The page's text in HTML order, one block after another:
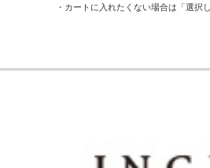
・カートに入れたくない場合は「選択